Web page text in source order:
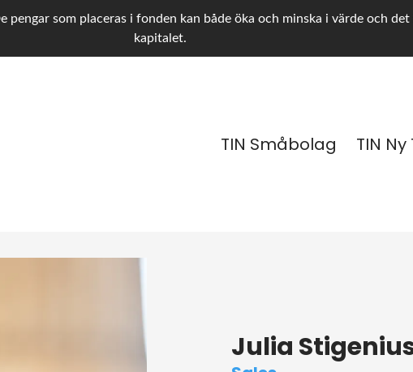
som placeras i fonden kan både öka och minska i värde och
kapitalet.
TIN Småbolag TIN
Julia